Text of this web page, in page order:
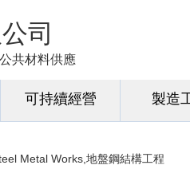
司
共材料供應
可持續經營 製造
Metal Works,地盤鋼結構工程